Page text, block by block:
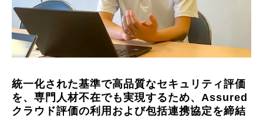
統一化された基準で高品質なセキュリティ評価
を、専門人材不在でも実現するため、Assured
クラウド評価の利用および包括連携協定を締結